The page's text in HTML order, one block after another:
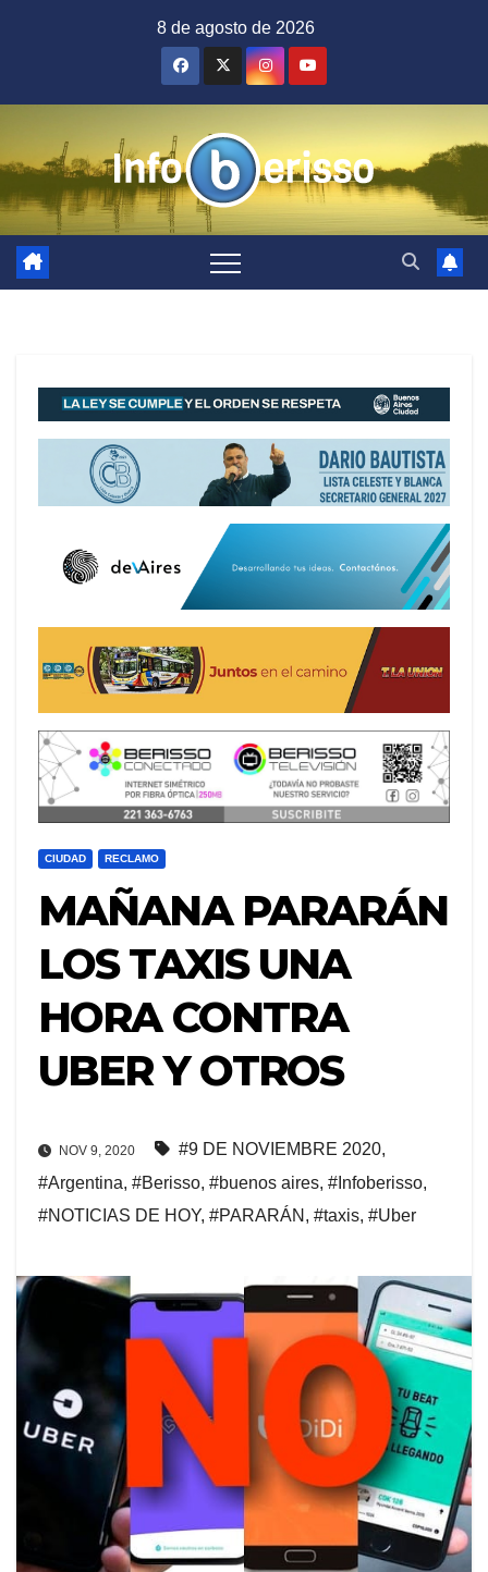
8 de agosto de 2026
CIUDAD RECLAMO
MAÑANA PARARÁN
LOS TAXIS UNA
HORA CONTRA
UBER Y OTROS
NOV 9, 2020 #9 DE NOVIEMBRE 2020,
#Argentina, #Berisso, #buenos aires, #Infoberisso,
#NOTICIAS DE HOY, #PARARÁN , #taxis, #Uber